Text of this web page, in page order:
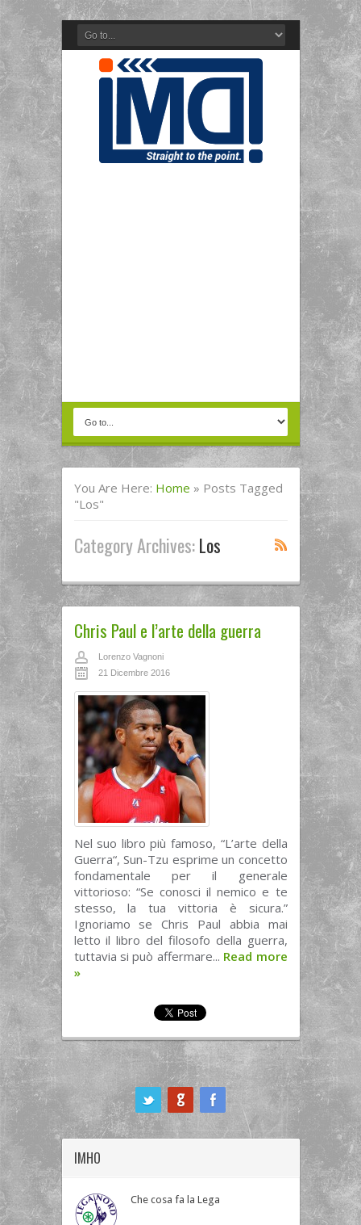
You Are Here: Home » Posts Tagged
"Los"
Category Archives:Los
Chris Paul e l’arte della guerra
Lorenzo Vagnoni
21 Dicembre 2016
Nel suo libro più famoso, “L’arte della
Guerra“, Sun-Tzu esprime un concetto
fondamentale per il generale
vittorioso: “Se conosci il nemico e te
stesso, la tua vittoria è sicura.”
Ignoriamo se Chris Paul abbia mai
letto il libro del filosofo della guerra,
tuttavia si può affermare... Read more
»
IMHO
Che cosa fa la Lega